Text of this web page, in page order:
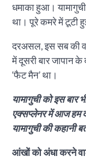
धमाका हुआ।
था। पूरे कमरे में टूटी
दरअसल, इस सब की
में दूसरी बार जापान
‘फैट मैन’ था।
यामागुची को इस
एक्सप्लेनर में आज हम
यामागुची की कहानी
आंखों को अंधा करने